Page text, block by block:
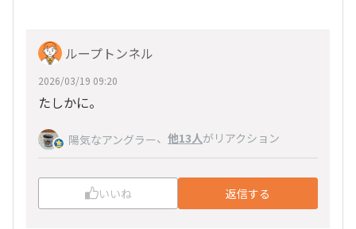
ループトンネル
2026/03/19 09:20
たしかに。
陽気なアングラー、 他13人がリアクション
いいね 返信する